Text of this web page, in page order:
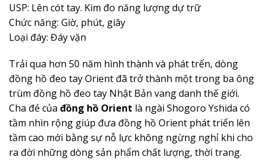
USP: Lên cót tay. Kim đo năng lượng dự trữ
Chức năng: Giờ, phút, giây
Loại đáy: Đáy vặn
Trải qua hơn 50 năm hình thành và phát trển, dòng
đồng hồ đeo tay Orient đã trở thành một trong ba ông
trùm đồng hồ đeo tay Nhật Bản vang danh thế giới.
Cha đẻ của đồng hồ Orient là ngài Shogoro Yshida có
tầm nhìn rộng giúp đưa đồng hồ Orient phát triển lên
tầm cao mới bằng sự nỗ lực không ngừng nghỉ khi cho
ra đời những dòng sản phẩm chất lượng, thời trang.